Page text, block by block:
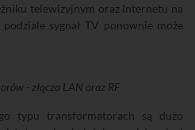
telewizyjnym oraz Internetu na
sygnał TV ponownie może
- złącza LAN oraz RF
typu transformatorach są dużo